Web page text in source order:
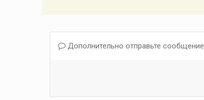
Дополнительно отправьте